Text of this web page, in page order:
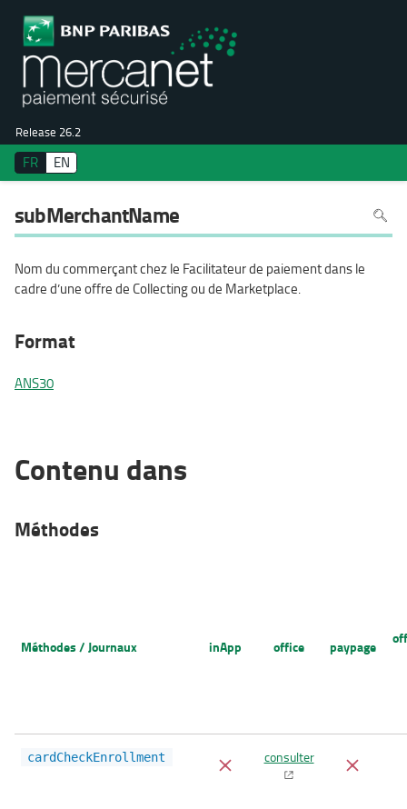
Release 26.2
FR EN
subMerchantName Pour
dans
la
Nom du commerçant chez le Facilitateur de paiement dans le
cadre d’une offre de Collecting ou de Marketplace.
Format
ANS30
Contenu dans
Méthodes
Méthodes / Journaux inApp office paypage
cardCheckEnrollment consulter